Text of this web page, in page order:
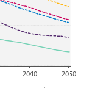
2040 2050